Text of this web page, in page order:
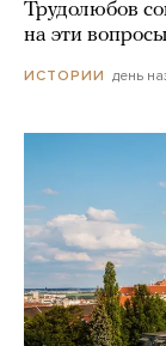
Трудолюбов
на эти вопросы
ИСТОРИИ день